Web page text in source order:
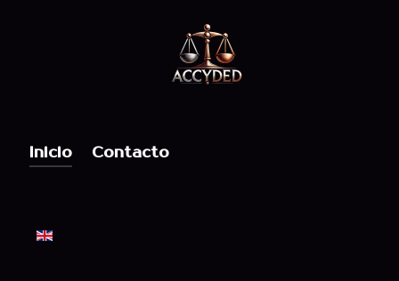
Inicio Contacto
Seleccione su idioma